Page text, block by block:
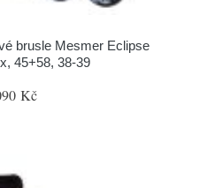
brusle Mesmer Eclipse
45+58, 38-39
Kč